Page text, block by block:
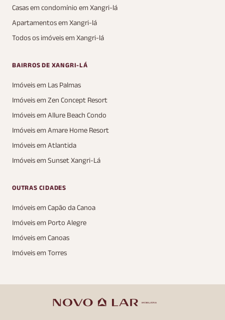
Casas em condomínio em Xangri-lá
Apartamentos em Xangri-lá
Todos os imóveis em Xangri-lá
BAIRROS DE XANGRI-LÁ
Imóveis em Las Palmas
Imóveis em Zen Concept Resort
Imóveis em Allure Beach Condo
Imóveis em Amare Home Resort
Imóveis em Atlantida
Imóveis em Sunset Xangri-Lá
OUTRAS CIDADES
Imóveis em Capão da Canoa
Imóveis em Porto Alegre
Imóveis em Canoas
Imóveis em Torres